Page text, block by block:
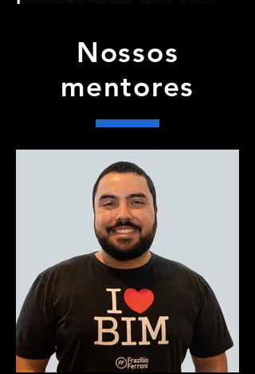
Nossos
mentores